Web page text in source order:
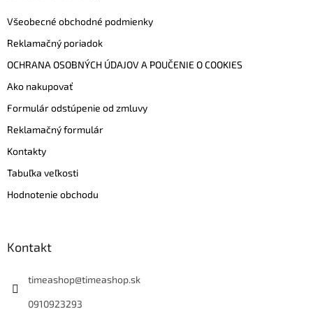
Všeobecné obchodné podmienky
Reklamačný poriadok
OCHRANA OSOBNÝCH ÚDAJOV A POUČENIE O COOKIES
Ako nakupovať
Formulár odstúpenie od zmluvy
Reklamačný formulár
Kontakty
Tabuľka veľkosti
Hodnotenie obchodu
Kontakt
timeashop@timeashop.sk
0910923293